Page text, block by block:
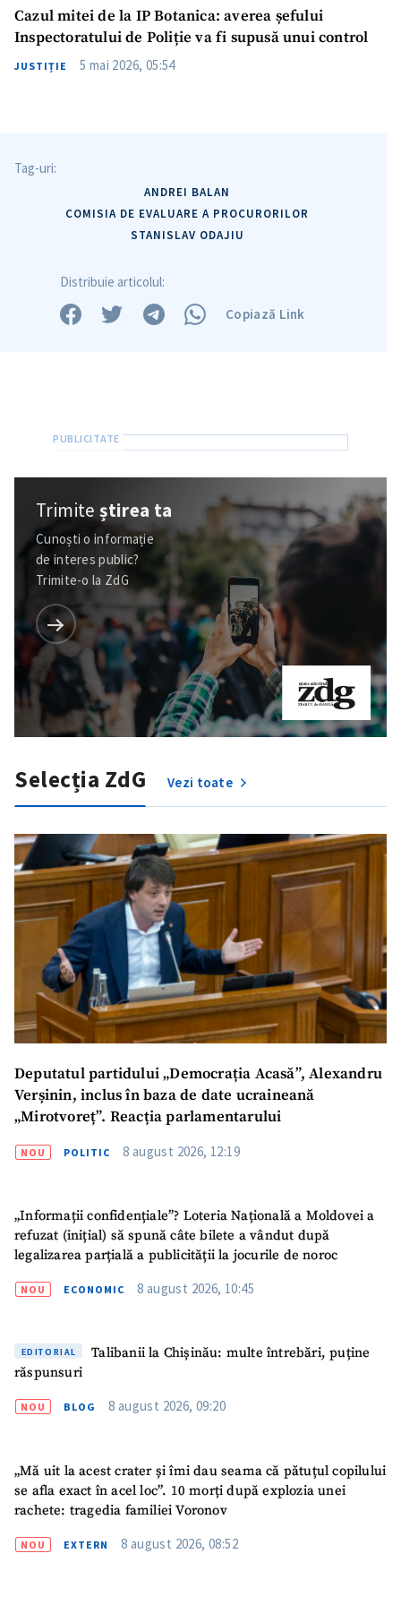
in English
Cazul mitei de la IP Botanica: averea șefului
Inspectoratului de Poliție va fi supusă unui control
JUSTIȚIE 5 mai 2026, 05:54
Tag-uri:
ANDREI BALAN
COMISIA DE EVALUARE A PROCURORILOR
STANISLAV ODAJIU
Distribuie articolul:
Copiază Link
Trimiteștirea ta
Cunoști o informație
de interes public?
Trimite-o la ZdG
Selecția ZdG Vezi toate
Deputatul partidului „Democrația Acasă”, Alexandru
Verșinin, inclus în baza de date ucraineană
„Mirotvoreț”. Reacția parlamentarului
NOU POLITIC 8 august 2026, 12:19
„Informații confidențiale”? Loteria Națională a Moldovei a
refuzat (inițial) să spună câte bilete a vândut după
legalizarea parțială a publicității la jocurile de noroc
NOU ECONOMIC 8 august 2026, 10:45
EDITORIAL
Talibanii la Chișinău: multe întrebări, puține
răspunsuri
NOU BLOG 8 august 2026, 09:20
„Mă uit la acest crater și îmi dau seama că pătuțul copilului
se afla exact în acel loc”. 10 morți după explozia unei
rachete: tragedia familiei Voronov
NOU EXTERN 8 august 2026, 08:52
ȘTIREA MEA
Mesajul știrei
+ Mesajul știrei